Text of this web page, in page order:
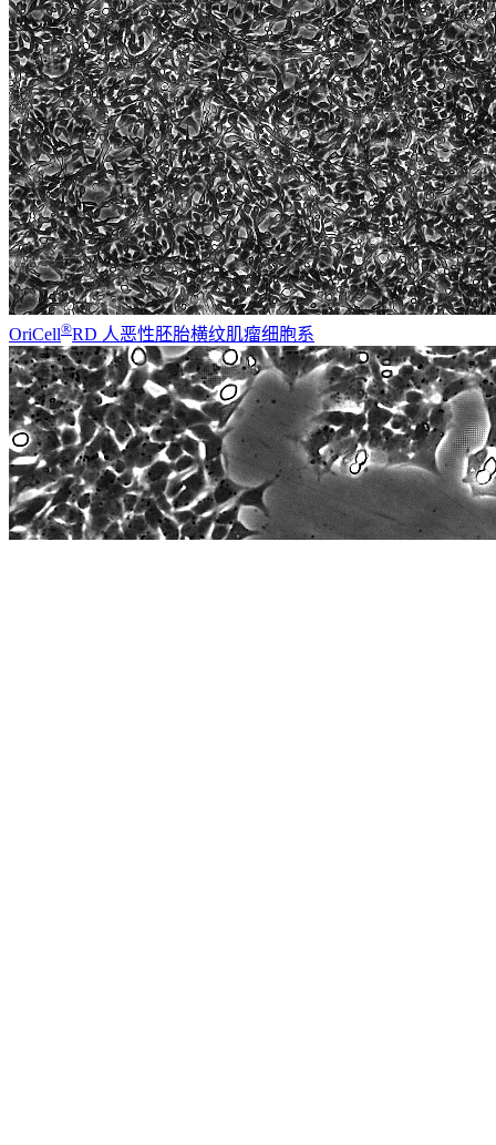
OriCell®RD 人恶性胚胎横纹肌瘤细胞系